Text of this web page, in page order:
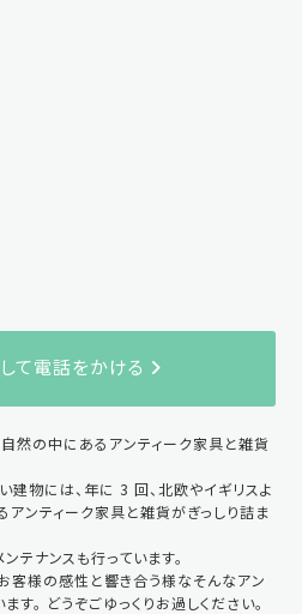
て電話をかける
然の中にあるアンティーク家具と雑貨
建物には、年に 3 回、北欧やイギリスよ
アンティーク家具と雑貨がぎっしり詰ま
テナンスも行っています。
客様の感性と響き合う様なそんなアン
す。 どうぞごゆっくりお過しください。